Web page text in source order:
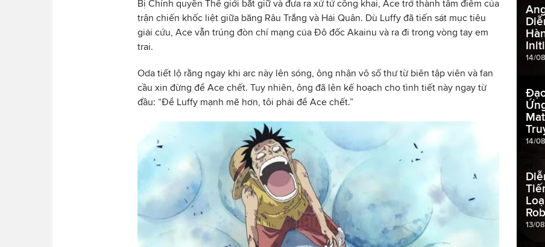
Bị Chính quyền Thế giới bắt giữ và đưa ra xử tử công khai, Ace trở thành tâm điểm của
trận chiến khốc liệt giữa băng Râu Trắng và Hải Quân. Dù Luffy đã tiến sát mục tiêu
giải cứu, Ace vẫn trúng đòn chí mạng của Đô đốc Akainu và ra đi trong vòng tay em
trai.
Oda tiết lộ rằng ngay khi arc này lên sóng, ông nhận vô số thư từ biên tập viên và fan
cầu xin đừng để Ace chết. Tuy nhiên, ông đã lên kế hoạch cho tình tiết này ngay từ
đầu: “Để Luffy mạnh mẽ hơn, tôi phải để Ace chết.”
14/
14/
13/